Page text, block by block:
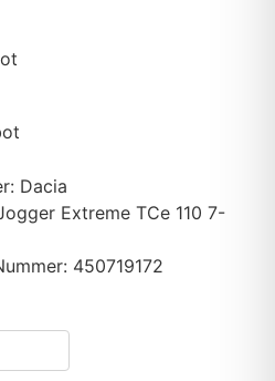
Dacia
Extreme TCe 110 7-
450719172